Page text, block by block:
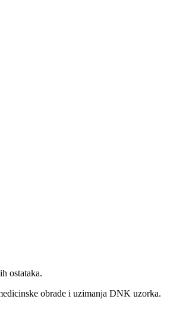
ostataka.
obrade i uzimanja DNK uzorka.